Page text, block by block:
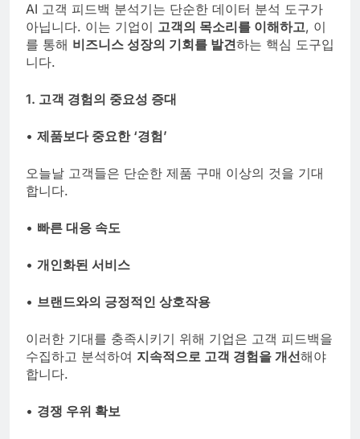
AI 고객 피드백 분석기는 단순한 데이터 분석 도구가
아닙니다. 이는 기업이 고객의 목소리를 이해하고, 이
를 통해 비즈니스 성장의 기회를 발견하는 핵심 도구입
니다.
1. 고객 경험의 중요성 증대
• 제품보다 중요한 ‘경험’
오늘날 고객들은 단순한 제품 구매 이상의 것을 기대
합니다.
• 빠른 대응 속도
• 개인화된 서비스
• 브랜드와의 긍정적인 상호작용
이러한 기대를 충족시키기 위해 기업은 고객 피드백을
수집하고 분석하여 지속적으로 고객 경험을 개선해야
합니다.
• 경쟁 우위 확보